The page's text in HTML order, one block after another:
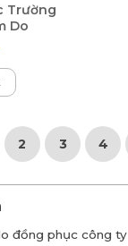
Trường
Do
2 3 4
đồng phục công ty